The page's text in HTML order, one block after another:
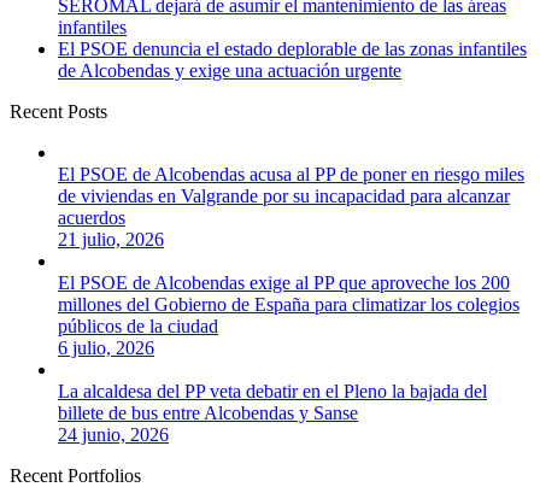
SEROMAL dejará de asumir el mantenimiento de las áreas
infantiles
El PSOE denuncia el estado deplorable de las zonas infantiles
de Alcobendas y exige una actuación urgente
Recent Posts
El PSOE de Alcobendas acusa al PP de poner en riesgo miles
de viviendas en Valgrande por su incapacidad para alcanzar
acuerdos
21 julio, 2026
El PSOE de Alcobendas exige al PP que aproveche los 200
millones del Gobierno de España para climatizar los colegios
públicos de la ciudad
6 julio, 2026
La alcaldesa del PP veta debatir en el Pleno la bajada del
billete de bus entre Alcobendas y Sanse
24 junio, 2026
Recent Portfolios